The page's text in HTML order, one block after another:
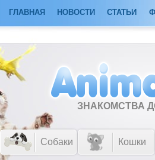
ГЛАВНАЯ НОВОСТИ СТАТЬИ
ЗНАКОМСТВА
Собаки Кошки